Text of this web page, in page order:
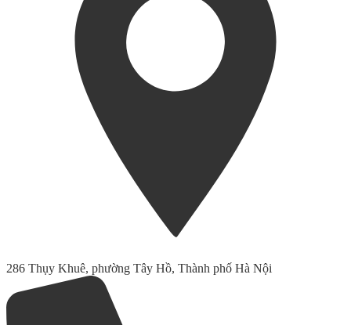
286 Thụy Khuê, phường Tây Hồ, Thành phố Hà Nội